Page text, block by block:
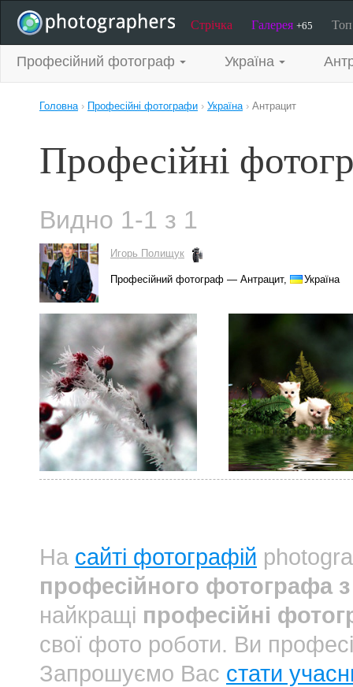
Стрічка Галерея +65
Професійний фотограф Україна
Головна› Професійні фотографи › Україна› Антрацит
Професійні
Видно 1-1 з 1
Игорь Полищук
Професійний фотограф — Антрацит, Україна
На сайті фотографій
професійного фотографа
найкращі професійні
свої фото роботи. Ви
Запрошуємо Вас стати